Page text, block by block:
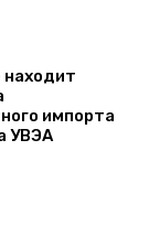
находит
импорта
УВЭА